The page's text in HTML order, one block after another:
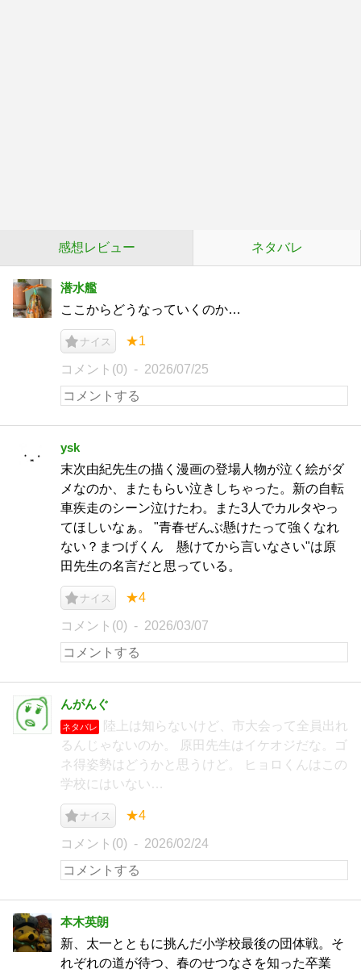
感想レビュー ネタバレ
潜水艦
ここからどうなっていくのか…
ナイス ★1
コメント(0) 2026/07/25
ysk
末次由紀先生の描く漫画の登場人物が泣く絵がダ
メなのか、またもらい泣きしちゃった。新の自転
車疾走のシーン泣けたわ。また3人でカルタやっ
てほしいなぁ。 "青春ぜんぶ懸けたって強くなれ
ない？まつげくん 懸けてから言いなさい"は原
田先生の名言だと思っている。
ナイス ★4
コメント(0) 2026/03/07
んがんぐ
ネタバレ
陸上は知らないけど、市大会って全員出れ
るんじゃないのか。 原田先生はイケオジだな。ゴ
ネ得姿勢はどうかと思うけど。 ヒョロくんはこの
学校にはいない…
ナイス ★4
コメント(0) 2026/02/24
本木英朗
新、太一とともに挑んだ小学校最後の団体戦。そ
れぞれの道が待つ、春のせつなさを知った卒業